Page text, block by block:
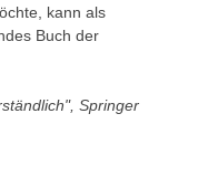
kann als
Buch der
Springer